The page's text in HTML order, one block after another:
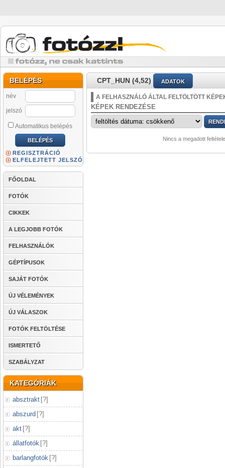
BELÉPÉS
név
jelszó
Automatikus belépés
REGISZTRÁCIÓ
ELFELEJTETT JELSZÓ
FŐOLDAL
FOTÓK
CIKKEK
A LEGJOBB FOTÓK
FELHASZNÁLÓK
GÉPTÍPUSOK
SAJÁT FOTÓK
ÚJ VÉLEMÉNYEK
ÚJ VÁLASZOK
FOTÓK FELTÖLTÉSE
ISMERTETŐ
SZABÁLYZAT
KATEGÓRIÁK
absztrakt [?]
abszurd [?]
akt [?]
állatfotók [?]
barlangfotók [?]
CPT_HUN (4,52) ADATOK
A FELHASZNÁLÓ ÁLTAL FELTÖLTÖTT
KÉPEK RENDEZÉSE
Nincs a megadott